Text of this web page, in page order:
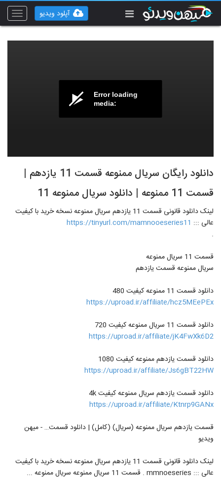
Toggle
آپلود ویدیو
Error loading
media:
دانلود رایگان سریال ممنوعه قسمت 11 یازدهم |
قسمت 11 ممنوعه | دانلود سریال ممنوعه 11
لینک دانلود قانونی قسمت 11 یازدهم سریال ممنوعه نسخه خرید با کیفیت
عالی ::: https://tinyurl.com/mamnooeseries11
.
قسمت 11 سریال ممنوعه
سریال ممنوعه قسمت یازدهم
دانلود قسمت 11 ممنوعه کیفیت 480
https://uproad.ir/affiliate/hcz5MEePEx
دانلود قسمت 11 سریال ممنوعه کیفیت 720
https://uproad.ir/affiliate/jK4FwXk6D2
دانلود قسمت یازدهم ممنوعه کیفیت 1080
https://uproad.ir/affiliate/Js6gBT22HW
دانلود قسمت یازدهم سریال ممنوعه کیفیت 4k
https://uproad.ir/affiliate/Ktnrp9GANx
قسمت یازدهم سریال ممنوعه (سریال) (کامل) | دانلود قسمت… - میهن
ویدیو
لینک دانلود قانونی قسمت 11 یازدهم سریال ممنوعه نسخه خرید با کیفیت
عالی ::: mmnoeseries . قسمت 11 سریال ممنوعه سریال ممنوعه ...